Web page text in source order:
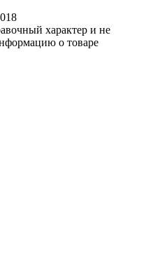
характер и не
о товаре